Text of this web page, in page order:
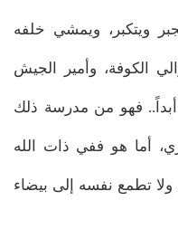
ويتكبر، ويمشي خلفه
الكوفة، وأمير الجيش
فهو من مدرسة ذلك
أما هو ففي ذات الله
تطمع نفسه إلى بيضاء